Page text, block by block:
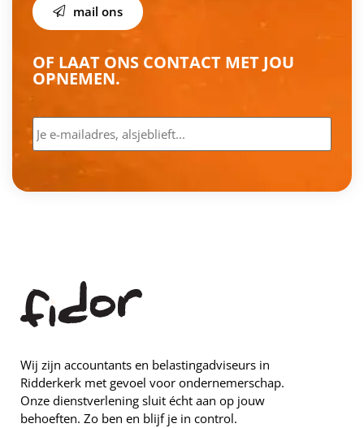
mail ons
OF LAAT ONS CONTACT MET JOU
OPNEMEN.
E-
mailadres *
Wij zijn accountants en belastingadviseurs in
Ridderkerk met gevoel voor ondernemerschap.
Onze dienstverlening sluit écht aan op jouw
behoeften. Zo ben en blijf je in control.